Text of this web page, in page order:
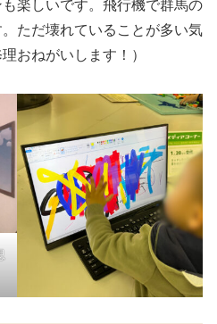
楽しいです。飛行機で群馬の
。ただ壊れていることが多い気
おねがいします！）